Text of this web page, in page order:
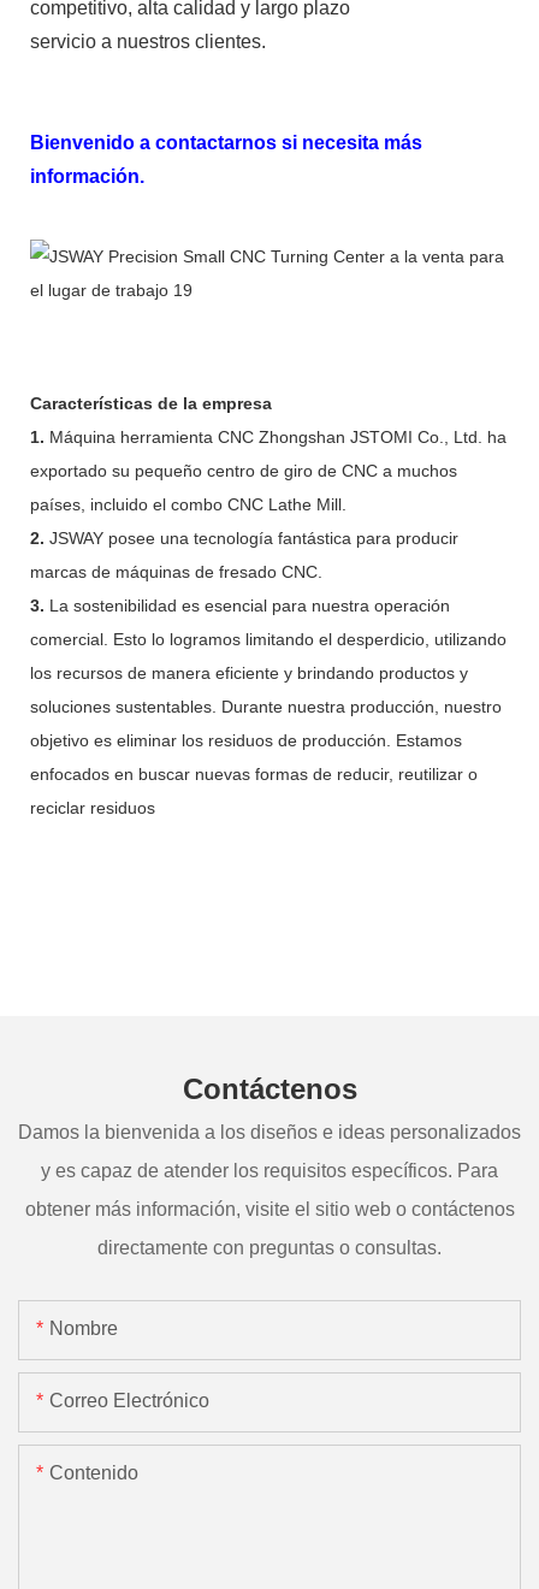
competitivo, alta calidad y largo plazo
servicio a nuestros clientes.
Bienvenido a contactarnos si necesita más
información.
Características de la empresa
1. Máquina herramienta CNC Zhongshan JSTOMI Co., Ltd. ha
exportado su pequeño centro de giro de CNC a muchos
países, incluido el combo CNC Lathe Mill.
2. JSWAY posee una tecnología fantástica para producir
marcas de máquinas de fresado CNC.
3. La sostenibilidad es esencial para nuestra operación
comercial. Esto lo logramos limitando el desperdicio, utilizando
los recursos de manera eficiente y brindando productos y
soluciones sustentables. Durante nuestra producción, nuestro
objetivo es eliminar los residuos de producción. Estamos
enfocados en buscar nuevas formas de reducir, reutilizar o
reciclar residuos
Contáctenos
Damos la bienvenida a los diseños e ideas personalizados
y es capaz de atender los requisitos específicos. Para
obtener más información, visite el sitio web o contáctenos
directamente con preguntas o consultas.
Nombre
Correo Electrónico
Contenido